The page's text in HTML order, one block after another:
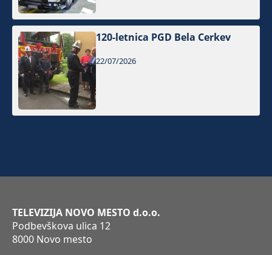
120-letnica PGD Bela Cerkev
22/07/2026
TELEVIZIJA NOVO MESTO d.o.o.
Podbevškova ulica 12
8000 Novo mesto